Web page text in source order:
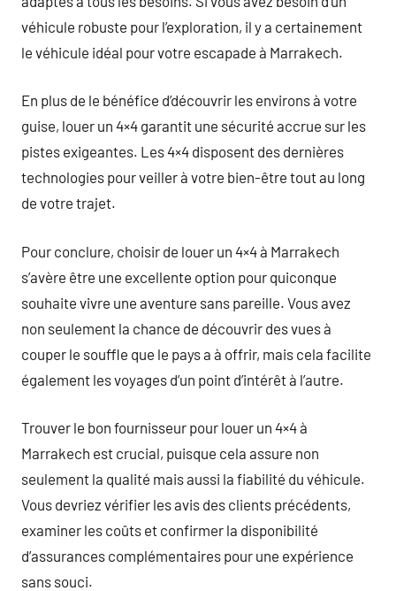
véhicule robuste pour l’exploration, il y a certainement
le véhicule idéal pour votre escapade à Marrakech.
En plus de le bénéfice d’découvrir les environs à votre
guise, louer un 4×4 garantit une sécurité accrue sur les
pistes exigeantes. Les 4×4 disposent des dernières
technologies pour veiller à votre bien-être tout au long
de votre trajet.
Pour conclure, choisir de louer un 4×4 à Marrakech
s’avère être une excellente option pour quiconque
souhaite vivre une aventure sans pareille. Vous avez
non seulement la chance de découvrir des vues à
couper le souffle que le pays a à offrir, mais cela facilite
également les voyages d’un point d’intérêt à l’autre.
Trouver le bon fournisseur pour louer un 4×4 à
Marrakech est crucial, puisque cela assure non
seulement la qualité mais aussi la fiabilité du véhicule.
Vous devriez vérifier les avis des clients précédents,
examiner les coûts et confirmer la disponibilité
d’assurances complémentaires pour une expérience
sans souci.